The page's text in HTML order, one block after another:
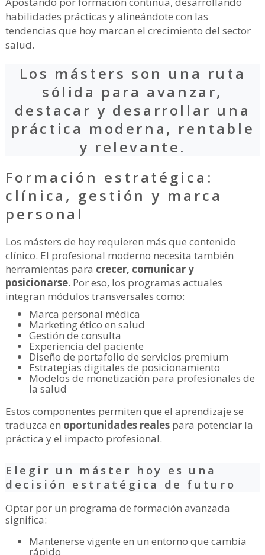
habilidades prácticas y alineándote con las
tendencias que hoy marcan el crecimiento del sector
salud.
Los másters son una ruta
sólida para avanzar,
destacar y desarrollar una
práctica moderna, rentable
y relevante.
Formación estratégica:
clínica, gestión y marca
personal
Los másters de hoy requieren más que contenido
clínico. El profesional moderno necesita también
herramientas para crecer, comunicar y
posicionarse. Por eso, los programas actuales
integran módulos transversales como:
Marca personal médica
Marketing ético en salud
Gestión de consulta
Experiencia del paciente
Diseño de portafolio de servicios premium
Estrategias digitales de posicionamiento
Modelos de monetización para profesionales de
la salud
Estos componentes permiten que el aprendizaje se
traduzca en oportunidades reales para potenciar la
práctica y el impacto profesional.
Elegir un máster hoy es una
decisión estratégica de futuro
Optar por un programa de formación avanzada
significa:
Mantenerse vigente en un entorno que cambia
rápido